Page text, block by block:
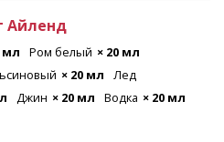
Айленд
мл Ром белый × 20 мл
× 20 мл
Лед
Джин × 20 мл Водка × 20 мл